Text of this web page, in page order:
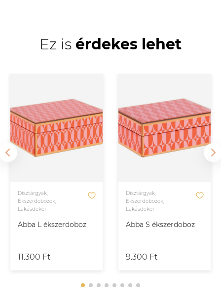
Ez is érdekes lehet
Abba L ékszerdoboz
Dísztárgyak,
Ékszerdobozok,
Lakásdekor
11.300 Ft
Abba S ékszerdoboz
Dísztárgyak,
Ékszerdobozok,
Lakásdekor
9.300 Ft